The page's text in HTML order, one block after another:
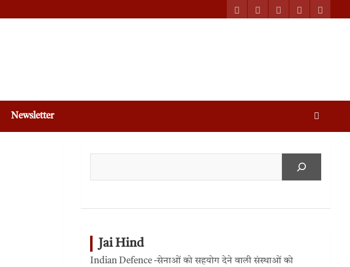
Newsletter
Jai Hind
Indian Defence -सेनाओं को सहयोग देने वाली संस्थाओं को